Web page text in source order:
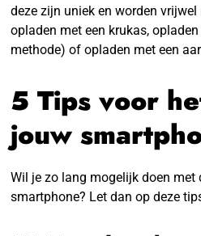
deze zijn uniek en worden
opladen met een krukas,
methode) of opladen met een
5 Tips voor
jouw
Wil je zo lang mogelijk doen met
smartphone? Let dan op deze